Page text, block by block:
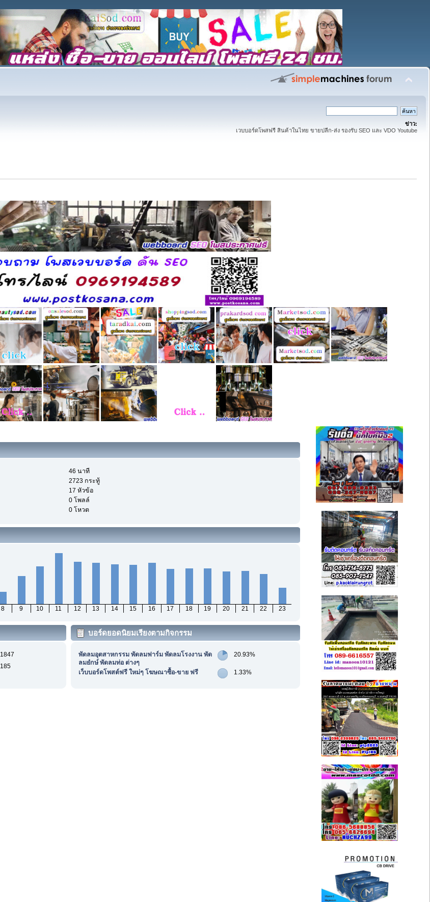
ข่าว:
เวบบอร์ดโพสฟรี สินค้าในไทย ขายปลีก-ส่ง รองรับ SEO และ VDO Youtube
46 นาที
2723 กระทู้
17 หัวข้อ
0 โพลล์
0 โหวต
8 9 10 11 12 13 14 15 16 17 18 19 20 21 22 23
1847
185
บอร์ดยอดนิยมเรียงตามกิจกรรม
พัดลมอุตสาหกรรม พัดลมฟาร์ม พัดลมโรงงาน พัด
ลมยํกษ์ พัดลมท่อ ต่างๆ
20.93%
เว็บบอร์ดโพสต์ฟรี ใหม่ๆ โฆษณาซื้อ-ขาย ฟรี 1.33%